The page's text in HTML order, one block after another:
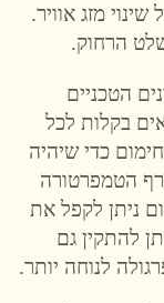
מזג אוויר.
הרחוק.
הטכניים
בקלות לכל
כדי שיהיה
הטמפרטורה
ניתן לקפל את
להתקין גם
לנוחה יותר.